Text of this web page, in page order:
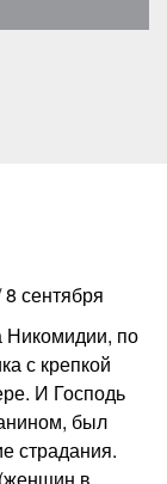
сентября
Никомидии, по
с крепкой
И Господь
был
страдания.
в